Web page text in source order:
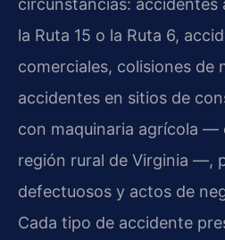
circunstancias: accidentes
la Ruta 15 o la Ruta 6,
comerciales, colisiones de
accidentes en sitios de
con maquinaria agrícola —
región rural de Virginia —,
defectuosos y actos de
Cada tipo de accidente